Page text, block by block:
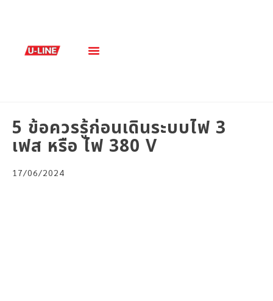
5 ข้อควรรู้ก่อนเดินระบบไฟ 3
เฟส หรือ ไฟ 380 V
17/06/2024